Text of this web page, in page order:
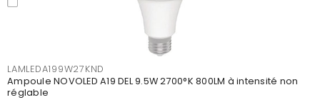
LAMLEDA199W27KND
Ampoule NOVOLED A19 DEL 9.5W 2700°K 800LM à intensité non
réglable